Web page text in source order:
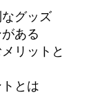
グッズ
ある
リットと
とは